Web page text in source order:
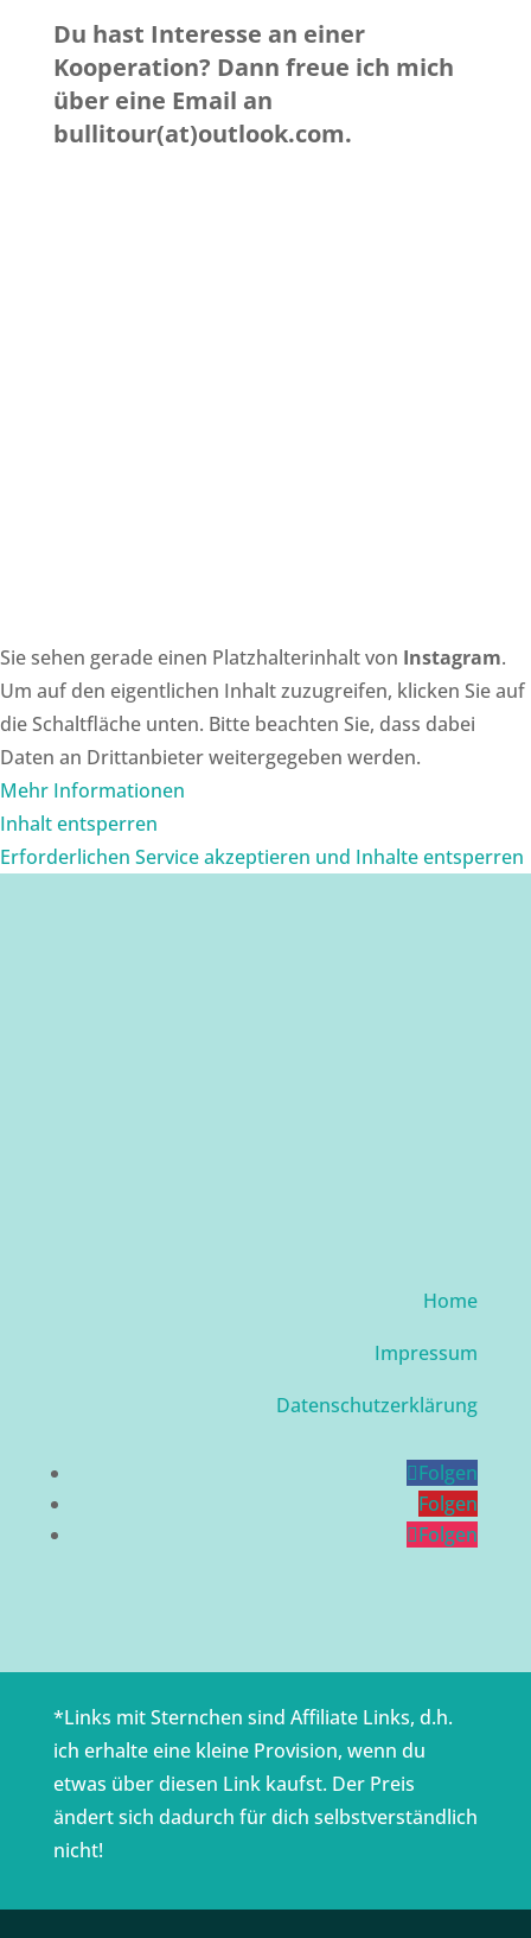
Du hast Interesse an einer
Kooperation? Dann freue ich mich
über eine Email an
bullitour(at)outlook.com.
Sie sehen gerade einen Platzhalterinhalt von Instagram.
Um auf den eigentlichen Inhalt zuzugreifen, klicken Sie auf
die Schaltfläche unten. Bitte beachten Sie, dass dabei
Daten an Drittanbieter weitergegeben werden.
Mehr Informationen
Inhalt entsperren
Erforderlichen Service akzeptieren und Inhalte entsperren
Home
Impressum
Datenschutzerklärung
Folgen
Folgen
Folgen
*Links mit Sternchen sind Affiliate Links, d.h.
ich erhalte eine kleine Provision, wenn du
etwas über diesen Link kaufst. Der Preis
ändert sich dadurch für dich selbstverständlich
nicht!